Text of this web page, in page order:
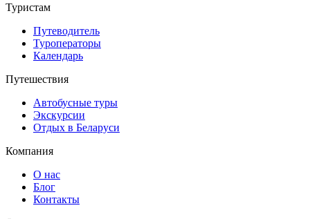
Туристам
Путеводитель
Туроператоры
Календарь
Путешествия
Автобусные туры
Экскурсии
Отдых в Беларуси
Компания
О нас
Блог
Контакты